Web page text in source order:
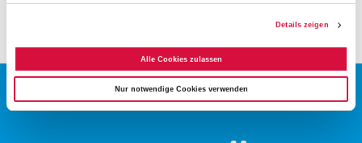
Details zeigen
Alle Cookies zulassen
Nur notwendige Cookies verwenden
Lachen und der Spaß. Es war eine tolle Woche!"